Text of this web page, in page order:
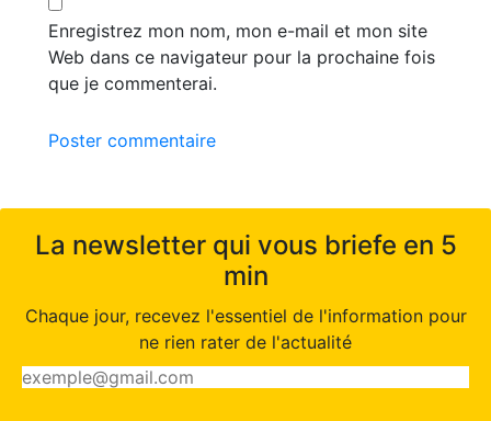
Enregistrez mon nom, mon e-mail et mon site
Web dans ce navigateur pour la prochaine fois
que je commenterai.
Poster commentaire
La newsletter qui vous briefe en 5
min
Chaque jour, recevez l'essentiel de l'information pour
ne rien rater de l'actualité